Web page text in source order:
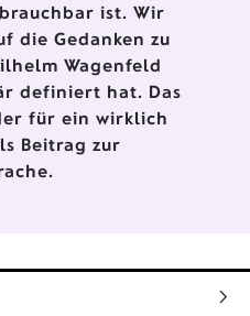
ist. Wir
die Gedanken zu
Wagenfeld
definiert hat. Das
für ein wirklich
Beitrag zur